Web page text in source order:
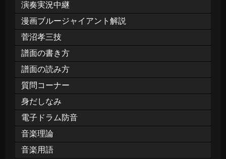
演奏実況中継
漫画ブルージャイアント解説
菅沼孝三技
譜面の書き方
譜面の読み方
質問コーナー
身だしなみ
電子ドラム防音
音楽理論
音楽用語